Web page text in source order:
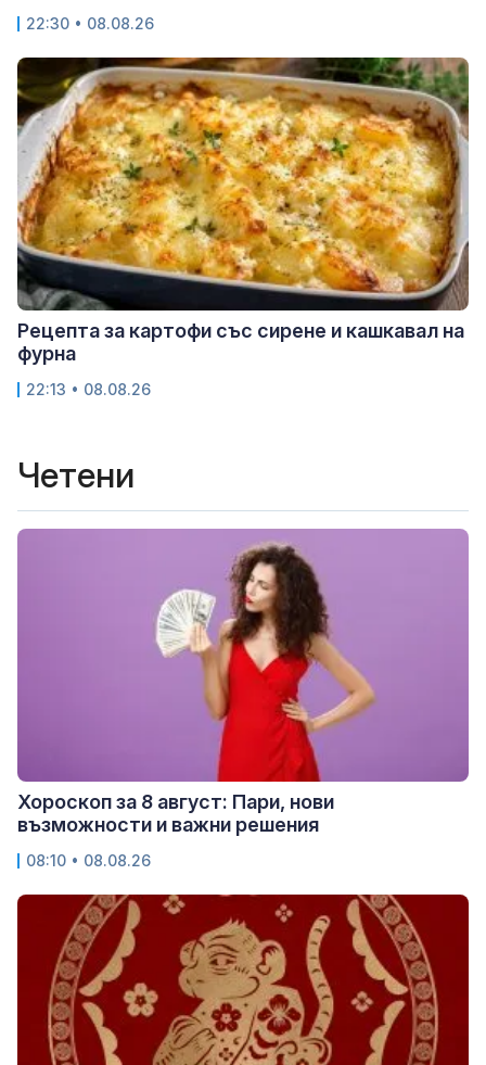
22:30 • 08.08.26
Рецепта за картофи със сирене и кашкавал на
фурна
22:13 • 08.08.26
Четени
Хороскоп за 8 август: Пари, нови
възможности и важни решения
08:10 • 08.08.26